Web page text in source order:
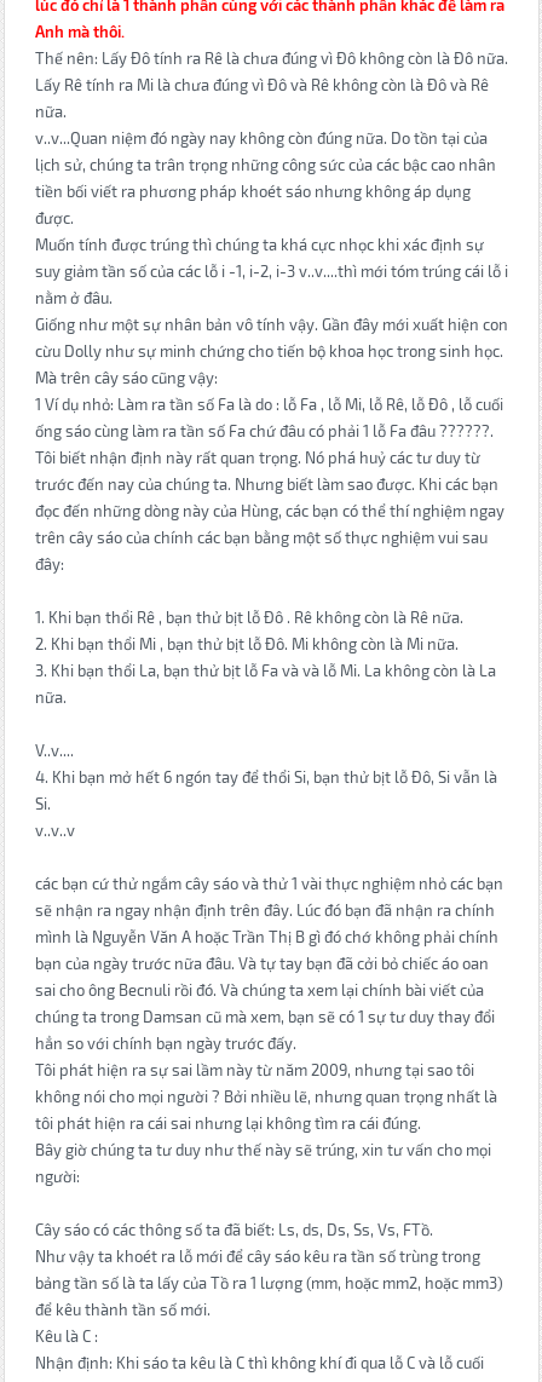
lúc đó chỉ là 1 thành phần cùng với các thành phần khác để làm ra
Anh mà thôi.
Thế nên: Lấy Đô tính ra Rê là chưa đúng vì Đô không còn là Đô nữa.
Lấy Rê tính ra Mi là chưa đúng vì Đô và Rê không còn là Đô và Rê
nữa.
v..v...Quan niệm đó ngày nay không còn đúng nữa. Do tồn tại của
lịch sử, chúng ta trân trọng những công sức của các bậc cao nhân
tiền bối viết ra phương pháp khoét sáo nhưng không áp dụng
được.
Muốn tính được trúng thì chúng ta khá cực nhọc khi xác định sự
suy giảm tần số của các lỗ i -1, i-2, i-3 v..v....thì mới tóm trúng cái lỗ i
nằm ở đâu.
Giống như một sự nhân bản vô tính vậy. Gần đây mới xuất hiện con
cừu Dolly như sự minh chứng cho tiến bộ khoa học trong sinh học.
Mà trên cây sáo cũng vậy:
1 Ví dụ nhỏ: Làm ra tần số Fa là do : lỗ Fa , lỗ Mi, lỗ Rê, lỗ Đô , lỗ cuối
ống sáo cùng làm ra tần số Fa chứ đâu có phải 1 lỗ Fa đâu ??????.
Tôi biết nhận định này rất quan trọng. Nó phá huỷ các tư duy từ
trước đến nay của chúng ta. Nhưng biết làm sao được. Khi các bạn
đọc đến những dòng này của Hùng, các bạn có thể thí nghiệm ngay
trên cây sáo của chính các bạn bằng một số thực nghiệm vui sau
đây:
1. Khi bạn thổi Rê , bạn thử bịt lỗ Đô . Rê không còn là Rê nữa.
2. Khi bạn thổi Mi , bạn thử bịt lỗ Đô. Mi không còn là Mi nữa.
3. Khi bạn thổi La, bạn thử bịt lỗ Fa và và lỗ Mi. La không còn là La
nữa.
V..v....
4. Khi bạn mở hết 6 ngón tay để thổi Si, bạn thử bịt lỗ Đô, Si vẫn là
Si.
v..v..v
các bạn cứ thử ngắm cây sáo và thử 1 vài thực nghiệm nhỏ các bạn
sẽ nhận ra ngay nhận định trên đây. Lúc đó bạn đã nhận ra chính
mình là Nguyễn Văn A hoặc Trần Thị B gì đó chớ không phải chính
bạn của ngày trước nữa đâu. Và tự tay bạn đã cởi bỏ chiếc áo oan
sai cho ông Becnuli rồi đó. Và chúng ta xem lại chính bài viết của
chúng ta trong Damsan cũ mà xem, bạn sẽ có 1 sự tư duy thay đổi
hẳn so với chính bạn ngày trước đấy.
Tôi phát hiện ra sự sai lầm này từ năm 2009, nhưng tại sao tôi
không nói cho mọi người ? Bởi nhiều lẽ, nhưng quan trọng nhất là
tôi phát hiện ra cái sai nhưng lại không tìm ra cái đúng.
Bây giờ chúng ta tư duy như thế này sẽ trúng, xin tư vấn cho mọi
người:
Cây sáo có các thông số ta đã biết: Ls, ds, Ds, Ss, Vs, FTồ.
Như vậy ta khoét ra lỗ mới để cây sáo kêu ra tần số trùng trong
bảng tần số là ta lấy của Tồ ra 1 lượng (mm, hoặc mm2, hoặc mm3)
để kêu thành tần số mới.
Kêu là C :
Nhận định: Khi sáo ta kêu là C thì không khí đi qua lỗ C và lỗ cuối